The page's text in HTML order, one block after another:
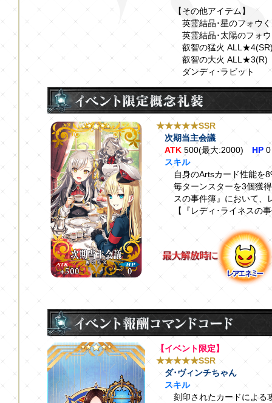
【その他アイテム】
英霊結晶･星のフォウ
英霊結晶･太陽のフォ
叡智の猛火
叡智の大火 ALL★3(R)
ダンディ･ラビット
★★★★★SSR
次期当主会議
ATK 500(最大:2000) HP 0
スキル
自身のArtsカード性能を
毎ターンスターを3個獲
スの事件簿』において、
【『レディ･ライネスの
【イベント限定】
★★★★★SSR
ダ･ヴィンチちゃん
スキル
刻印されたカードによる